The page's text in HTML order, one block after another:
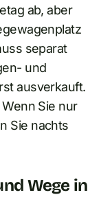
ab, aber
separat
und
ausverkauft.
Sie nur
Sie nachts
Wege in